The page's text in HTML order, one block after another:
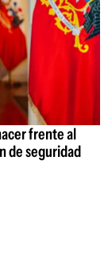
frente al
de seguridad